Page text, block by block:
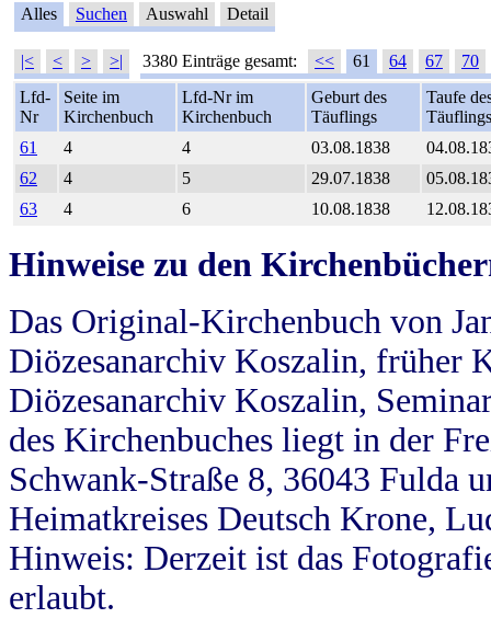
Alles Suchen Auswahl Detail
|< < > >| 3380 Einträge gesamt: << 61 64 67
70
Lfd-
Nr
Seite im
Kirchenbuch
Lfd-Nr im
Kirchenbuch
Geburt des
Täuflings
Taufe
Täuflings
61
4 4 03.08.1838
62
4 5 29.07.1838
63
4 6 10.08.1838
Hinweise zu den
Das Original-Kirchenbuch von
Diözesanarchiv Koszalin, früher
Diözesanarchiv Koszalin,
des Kirchenbuches liegt in der
Schwank-Straße 8, 36043 Fulda
Heimatkreises Deutsch Krone,
Hinweis: Derzeit ist das
erlaubt.